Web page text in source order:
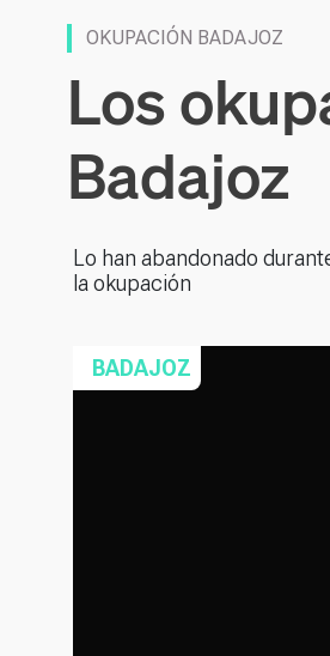
OKUPACIÓN BADAJOZ
Los
Badajoz
Lo han abandonado
la okupación
BADAJOZ